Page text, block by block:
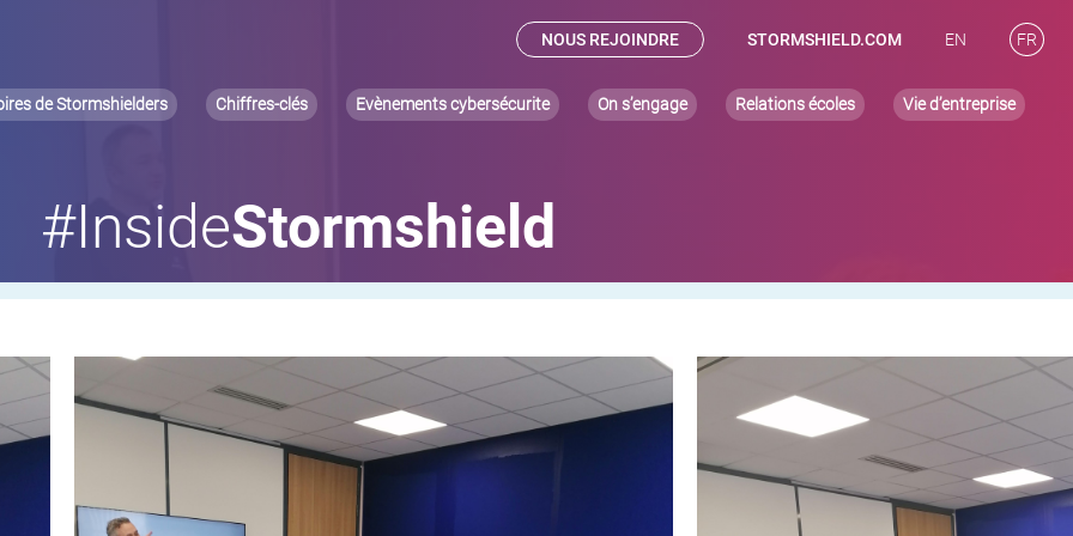
NOUS REJOINDRE STORMSHIELD.COM EN FR
de Stormshielders Chiffres-clés Evènements cybersécurite On s’engage Relations écoles Vie d’entreprise
#InsideStormshield